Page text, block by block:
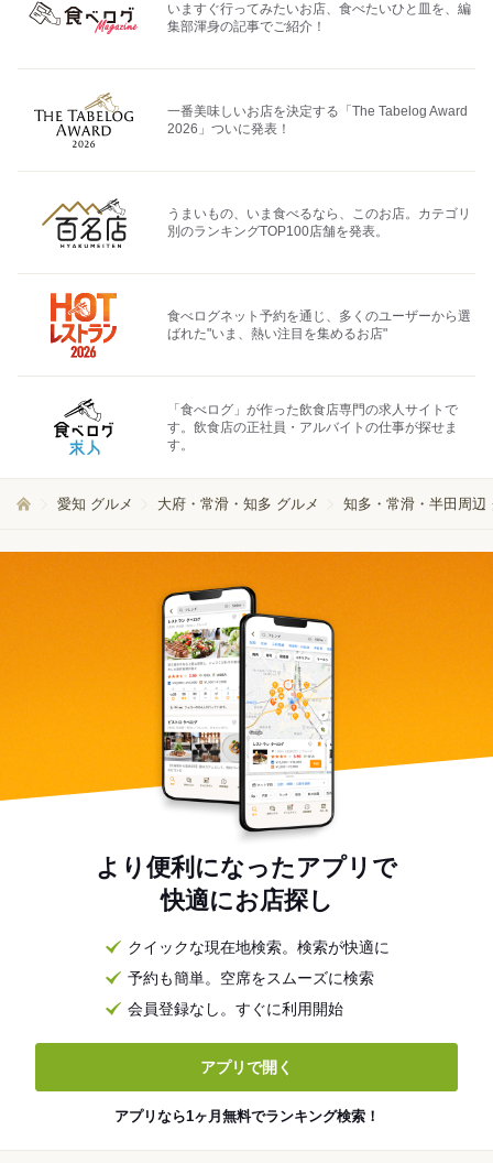
いますぐ行ってみたいお店、食べたいひと皿を、編
集部渾身の記事でご紹介！
一番美味しいお店を決定する「The Tabelog Award
2026」ついに発表！
うまいもの、いま食べるなら、このお店。カテゴリ
別のランキングTOP100店舗を発表。
食べログネット予約を通じ、多くのユーザーから選
ばれた"いま、熱い注目を集めるお店"
「食べログ」が作った飲食店専門の求人サイトで
す。飲食店の正社員・アルバイトの仕事が探せま
す。
愛知 グルメ 大府・常滑・知多 グルメ 知多・常滑・半田周辺
より便利になったアプリで
快適にお店探し
クイックな現在地検索。検索が快適に
予約も簡単。空席をスムーズに検索
会員登録なし。すぐに利用開始
アプリで開く
アプリなら1ヶ月無料でランキング検索！